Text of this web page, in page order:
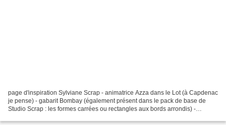
page d'inspiration Sylviane Scrap - animatrice Azza dans le Lot (à Capdenac
je pense) - gabarit Bombay (également présent dans le pack de base de
Studio Scrap : les formes carrées ou rectangles aux bords arrondis) -